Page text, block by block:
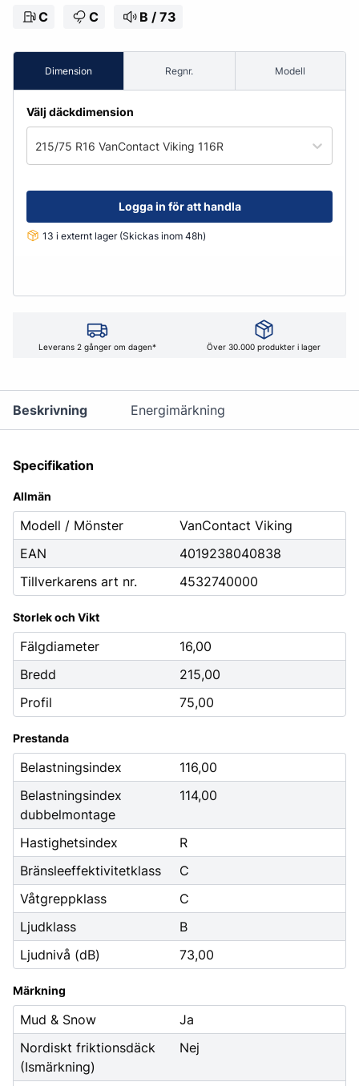
C C B / 73
Dimension Regnr. Modell
Välj däckdimension
215/75 R16 VanContact Viking 116R
Logga in för att handla
13 i externt lager (Skickas inom 48h)
Leverans 2 gånger om dagen* Över 30.000 produkter i lager
Beskrivning Energimärkning
Specifikation
Allmän
Modell / Mönster
VanContact Viking
EAN
4019238040838
Tillverkarens art nr.
4532740000
Storlek och Vikt
Fälgdiameter
16,00
Bredd
215,00
Profil
75,00
Prestanda
Belastningsindex
116,00
Belastningsindex
dubbelmontage
114,00
Hastighetsindex
R
Bränsleeffektivitetklass
C
Våtgreppklass
C
Ljudklass
B
Ljudnivå (dB)
73,00
Märkning
Mud & Snow
Ja
Nordiskt friktionsdäck
(Ismärkning)
Nej